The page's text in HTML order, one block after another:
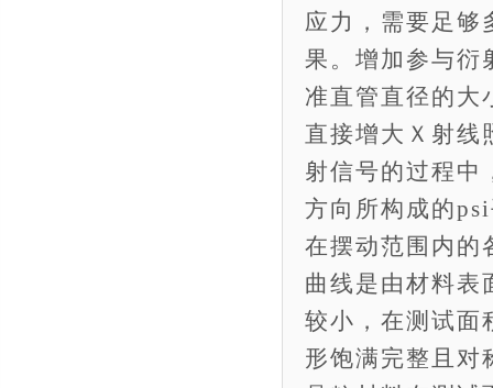
应力，需要足够
果。增加参与衍
准直管直径的大
直接增大Ｘ射线
射信号的过程中
方向所构成的
在摆动范围内的
曲线是由材料表
较小，在测试面
形饱满完整且对